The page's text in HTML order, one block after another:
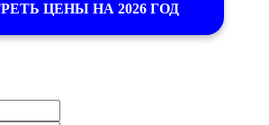
ЦЕНЫ НА 2026 ГОД